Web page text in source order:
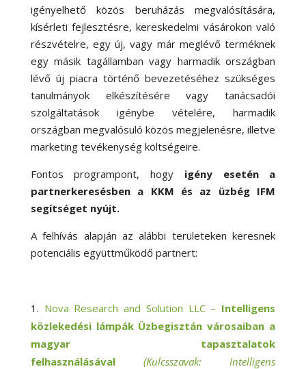
igényelhető közös beruházás megvalósítására,
kísérleti fejlesztésre, kereskedelmi vásárokon való
részvételre, egy új, vagy már meglévő terméknek
egy másik tagállamban vagy harmadik országban
lévő új piacra történő bevezetéséhez szükséges
tanulmányok elkészítésére vagy tanácsadói
szolgáltatások igénybe vételére, harmadik
országban megvalósuló közös megjelenésre, illetve
marketing tevékenység költségeire.
Fontos programpont, hogy igény esetén a
partnerkeresésben a KKM és az üzbég IFM
segítséget nyújt.
A felhívás alapján az alábbi területeken keresnek
potenciális együttműködő partnert:
Nova Research and Solution LLC – Intelligens
közlekedési lámpák Üzbegisztán városaiban a
magyar tapasztalatok
felhasználásával
(Kulcsszavak: Intelligens